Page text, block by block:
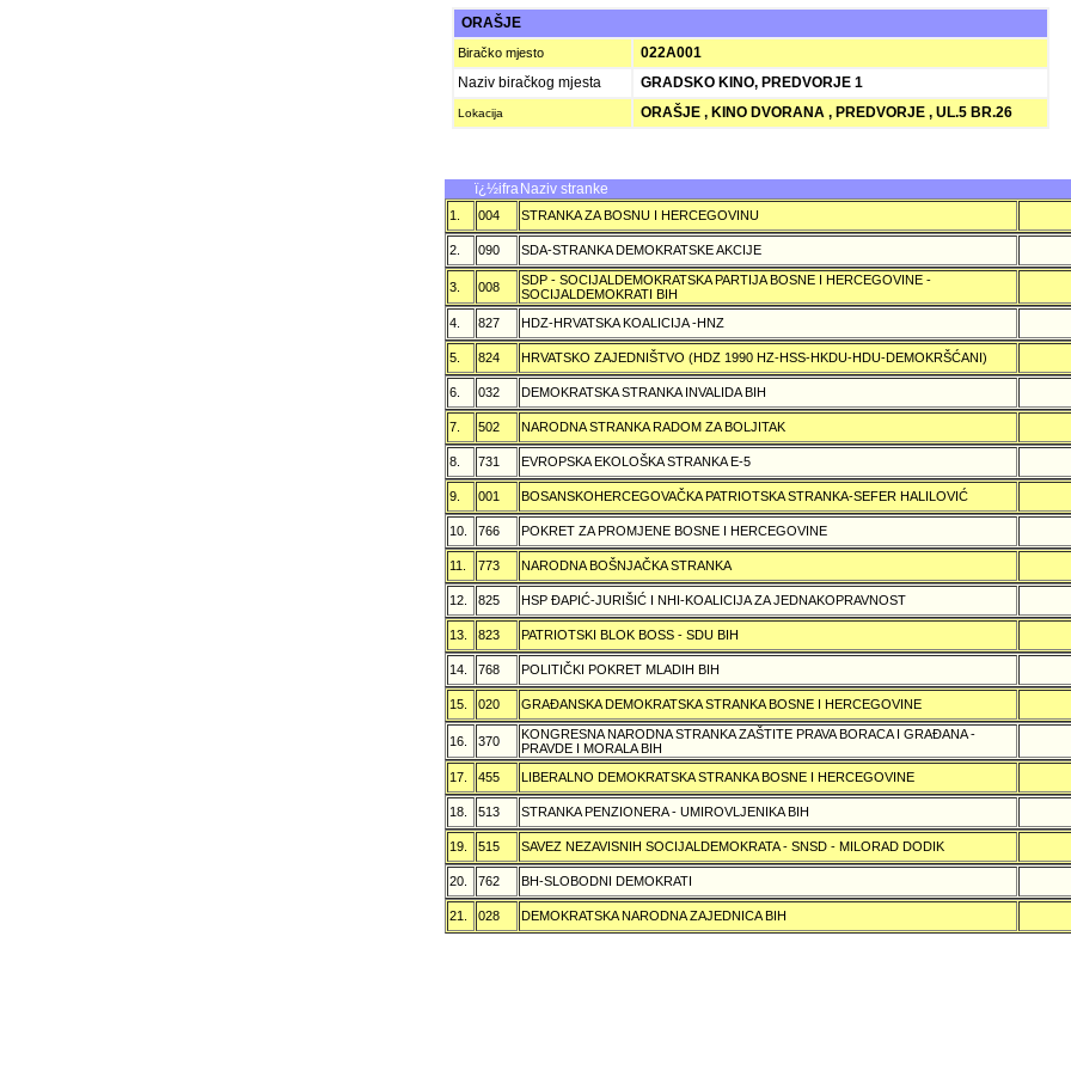
ORAŠJE
Biračko mjesto
022A001
Naziv biračkog mjesta
GRADSKO KINO, PREDVORJE 1
Lokacija ORAŠJE , KINO DVORANA , PREDVORJE , UL.5 BR.26
ï¿½ifra Naziv stranke
1. 004 STRANKA ZA BOSNU I HERCEGOVINU
2. 090 SDA-STRANKA DEMOKRATSKE AKCIJE
3. 008
SDP - SOCIJALDEMOKRATSKA PARTIJA BOSNE I HERCEGOVINE -
SOCIJALDEMOKRATI BIH
4. 827 HDZ-HRVATSKA KOALICIJA -HNZ
5. 824 HRVATSKO ZAJEDNIŠTVO (HDZ 1990 HZ-HSS-HKDU-HDU-DEMOKRŠĆANI)
6. 032 DEMOKRATSKA STRANKA INVALIDA BIH
7. 502 NARODNA STRANKA RADOM ZA BOLJITAK
8. 731 EVROPSKA EKOLOŠKA STRANKA E-5
9. 001 BOSANSKOHERCEGOVAČKA PATRIOTSKA STRANKA-SEFER HALILOVIĆ
10. 766 POKRET ZA PROMJENE BOSNE I HERCEGOVINE
11. 773 NARODNA BOŠNJAČKA STRANKA
12. 825 HSP ÐAPIĆ-JURIŠIĆ I NHI-KOALICIJA ZA JEDNAKOPRAVNOST
13. 823 PATRIOTSKI BLOK BOSS - SDU BIH
14. 768 POLITIČKI POKRET MLADIH BIH
15. 020 GRAÐANSKA DEMOKRATSKA STRANKA BOSNE I HERCEGOVINE
16. 370
KONGRESNA NARODNA STRANKA ZAŠTITE PRAVA BORACA I GRAÐANA -
PRAVDE I MORALA BIH
17. 455 LIBERALNO DEMOKRATSKA STRANKA BOSNE I HERCEGOVINE
18. 513 STRANKA PENZIONERA - UMIROVLJENIKA BIH
19. 515 SAVEZ NEZAVISNIH SOCIJALDEMOKRATA - SNSD - MILORAD DODIK
20. 762 BH-SLOBODNI DEMOKRATI
21. 028 DEMOKRATSKA NARODNA ZAJEDNICA BIH